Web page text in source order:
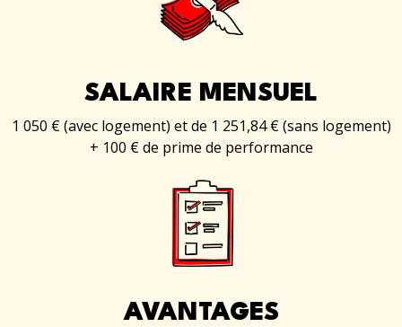
SALAIRE MENSUEL
1 050 € (avec logement) et de 1 251,84 € (sans logement)
+ 100 € de prime de performance
AVANTAGES